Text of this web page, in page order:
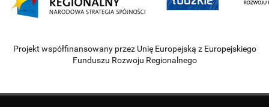
Projekt współfinansowany przez Unię Europejską z Europejskiego
Funduszu Rozwoju Regionalnego